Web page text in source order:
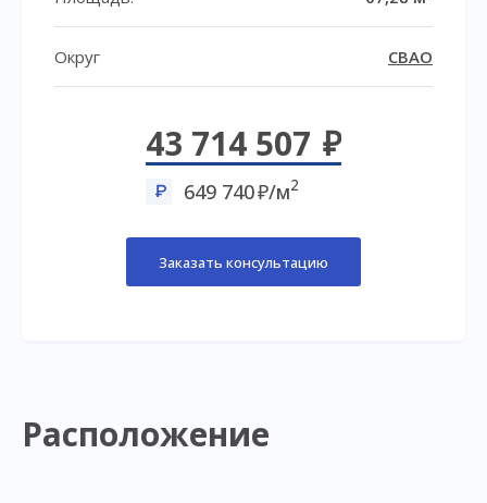
Округ СВАО
43 714 507
649 740 /м2
Заказать консультацию
Расположение